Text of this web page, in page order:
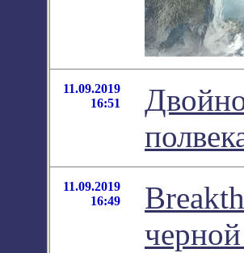
11.09.2019
16:51
11.09.2019
16:49